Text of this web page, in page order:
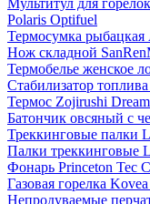
Polaris Optifuel
Термосумка
Нож складной
Термобелье женское
Стабилизатор
Термос Zojirushi
Батончик овсяный с
Треккинговые палки
Палки треккинговые
Фонарь Princeton Tec
Газовая горелка
Непродуваемые